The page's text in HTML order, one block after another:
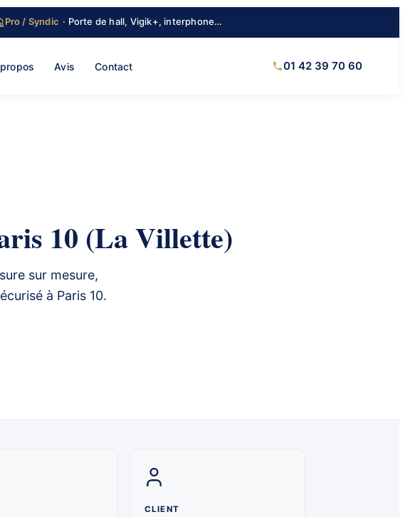
Pro / Syndic · Porte de hall, Vigik+, interphone…
Avis Contact 01 42 39 70 60
10 (La Villette)
sur mesure,
à Paris 10.
CLIENT